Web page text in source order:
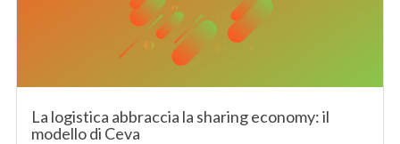
La logistica abbraccia la sharing economy: il
modello di Ceva